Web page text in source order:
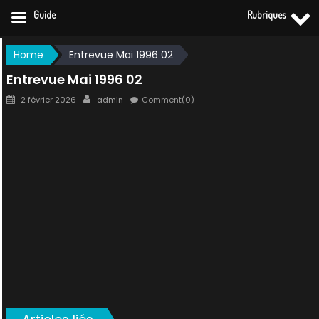
Skip
to
content
Home Entrevue Mai 1996 02
Entrevue Mai 1996 02
Posted
2 février 2026 Author
admin Comment(0)
Guide Rubriques